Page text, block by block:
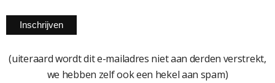
(uiteraard wordt dit e-mailadres niet aan derden verstrekt,
we hebben zelf ook een hekel aan spam)